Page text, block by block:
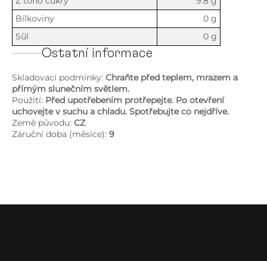
Bílkoviny
0 g
Sůl
0 g
Ostatní informace
Skladovací podmínky: Chraňte před teplem, mrazem a
přímým slunečním světlem.
Použití: Před upotřebením protřepejte. Po otevření
uchovejte v suchu a chladu. Spotřebujte co nejdříve.
Země původu: CZ
Záruční doba (měsíce): 9